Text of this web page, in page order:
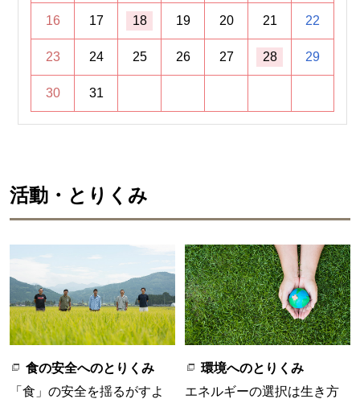
16 17 18 19 20 21 22
23 24 25 26 27 28 29
30 31
活動・とりくみ
食の安全へのとりくみ
「食」の安全を揺るがすよ
環境へのとりくみ
エネルギーの選択は生き方